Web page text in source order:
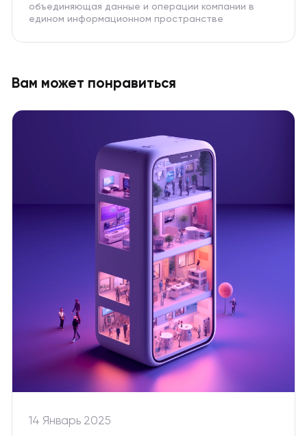
объединяющая данные и операции компании в
едином информационном пространстве
Вам может понравиться
14 Январь 2025